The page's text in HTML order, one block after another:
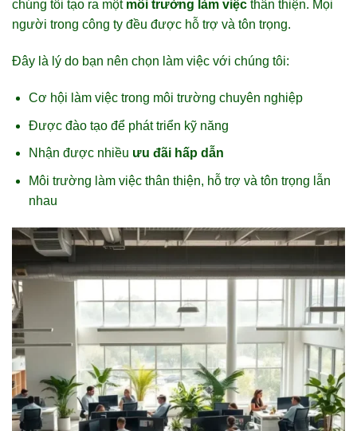
chúng tôi tạo ra một môi trường làm việc thân thiện. Mọi
người trong công ty đều được hỗ trợ và tôn trọng.
Đây là lý do bạn nên chọn làm việc với chúng tôi:
Cơ hội làm việc trong môi trường chuyên nghiệp
Được đào tạo để phát triển kỹ năng
Nhận được nhiều ưu đãi hấp dẫn
Môi trường làm việc thân thiện, hỗ trợ và tôn trọng lẫn
nhau